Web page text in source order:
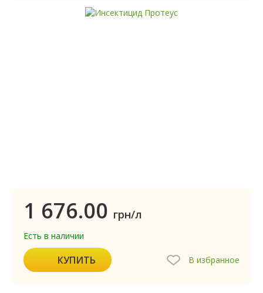
1 676.00 грн/л
Есть в наличии
КУПИТЬ В избранное